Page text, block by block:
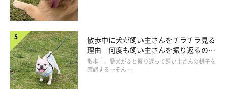
るようで、なぜかほとんど毎回ボールが私の足元にコロコロと転
がってくる。そして私がそれを拾ってまた投げるよう目で催促す
る。これは言葉で説明するより動画を見てもらった方がわかりや
すいと思い、少し前に
インスタグラムにアップしてみた。
散歩中に犬が飼い主さんをチラチラ見る
理由 何度も飼い主さんを振り返るのは
なぜ？
散歩中、愛犬がふと振り返って飼い主さんの様子を
確認する…そん …